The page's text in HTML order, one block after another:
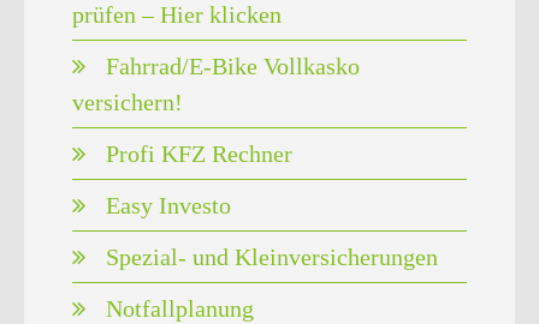
prüfen – Hier klicken
Fahrrad/E-Bike Vollkasko
versichern!
Profi KFZ Rechner
Easy Investo
Spezial- und Kleinversicherungen
Notfallplanung